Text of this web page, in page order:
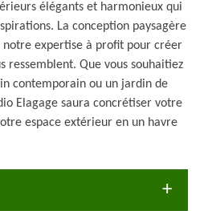
élégants et harmonieux qui
La conception paysagère
expertise à profit pour créer
ressemblent. Que vous souhaitiez
contemporain ou un jardin de
Elagage saura concrétiser votre
espace extérieur en un havre